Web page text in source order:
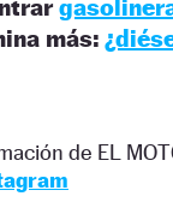
más:
de EL